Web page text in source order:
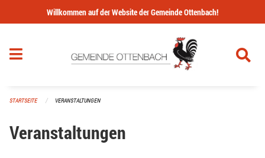
Navigation überspringen
Willkommen auf der Website der Gemeinde Ottenbach!
STARTSEITE VERANSTALTUNGEN
Veranstaltungen